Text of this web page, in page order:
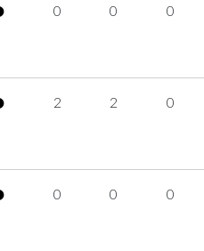
0 0 0
2 2 0
0 0 0